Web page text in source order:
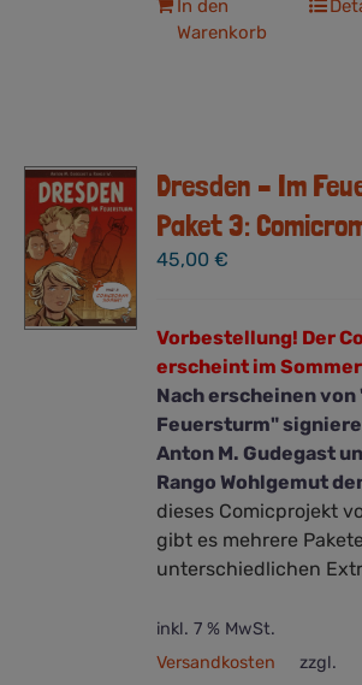
In den
Warenkorb
Dresden – Im
Paket 3:
45,00€
Vorbestellung! Der
erscheint im
Nach erscheinen von
Feuersturm"
Anton M. Gudegast
Rango Wohlgemut
dieses Comicprojekt
gibt es mehrere
unterschiedlichen
inkl. 7 % MwSt.
zzgl.
Versandkosten